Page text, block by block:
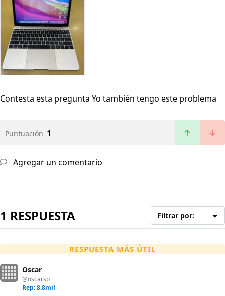
Contesta esta pregunta Yo también tengo este problema
Puntuación 1
Agregar un comentario
1 RESPUESTA Filtrar por:
RESPUESTA MÁS ÚTIL
Oscar
@oscarsp
Rep: 8.8mil